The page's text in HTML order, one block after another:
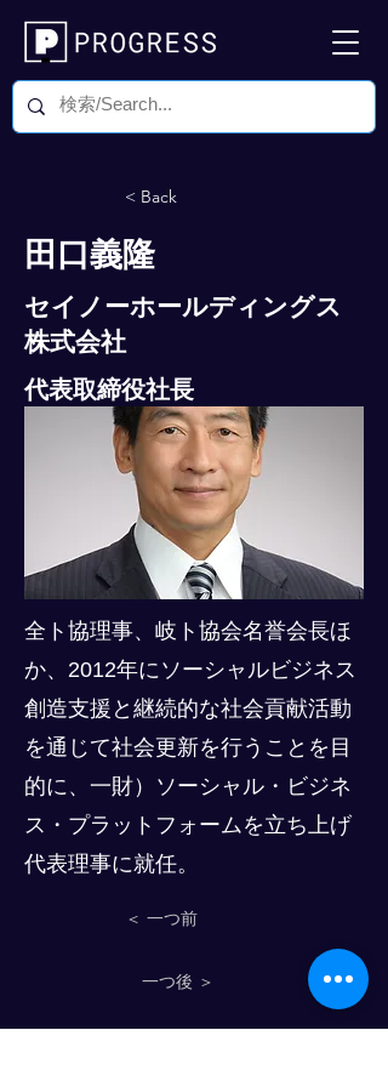
< Back
田口義隆
セイノーホールディングス
株式会社
代表取締役社長
全ト協理事、岐ト協会名誉会長ほ
か、2012年にソーシャルビジネス
創造支援と継続的な社会貢献活動
を通じて社会更新を行うことを目
的に、一財）ソーシャル・ビジネ
ス・プラットフォームを立ち上げ
代表理事に就任。
＜ 一つ前
一つ後 ＞